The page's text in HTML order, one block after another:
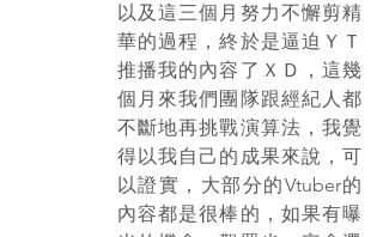
以及這三個月努力不懈剪精
華的過程，終於是逼迫ＹＴ
推播我的內容了ＸＤ，這幾
個月來我們團隊跟經紀人都
不斷地再挑戰演算法，我覺
得以我自己的成果來說，可
以證實，大部分的Vtuber的
內容都是很棒的，如果有曝